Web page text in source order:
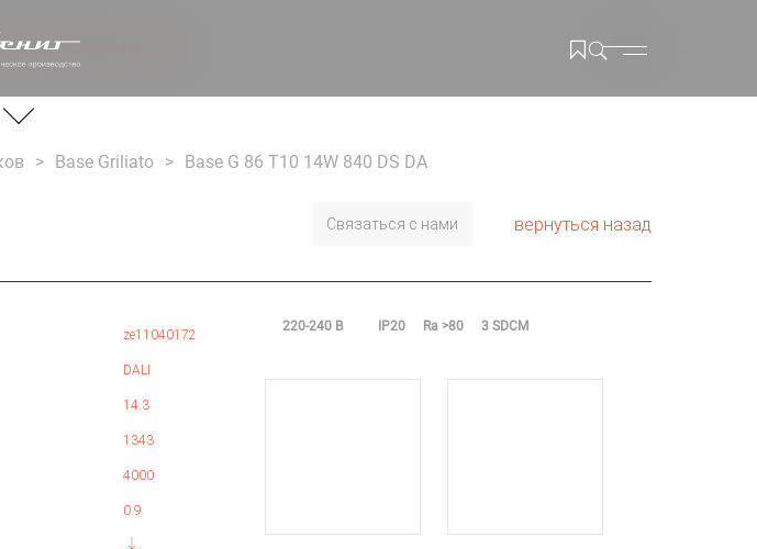
20 66info@zenit-stp.ru
Base Griliato Base G 86 T10 14W 840 DS DA
Связаться с нами вернуться назад
ze11040172
DALI
14.3
1343
4000
0.9
220-240 В IP20 Ra >80 3 SDCM